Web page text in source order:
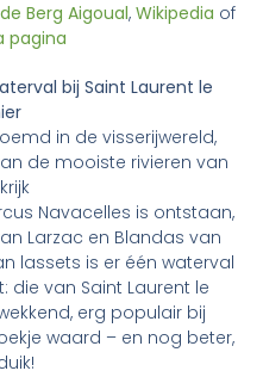
Berg Aigoual, Wikipedia of
pagina
bij Saint Laurent le
in de visserijwereld,
de mooiste rivieren van
Navacelles is ontstaan,
Larzac en Blandas van
lassets is er één waterval
die van Saint Laurent le
erg populair bij
waard – en nog beter,